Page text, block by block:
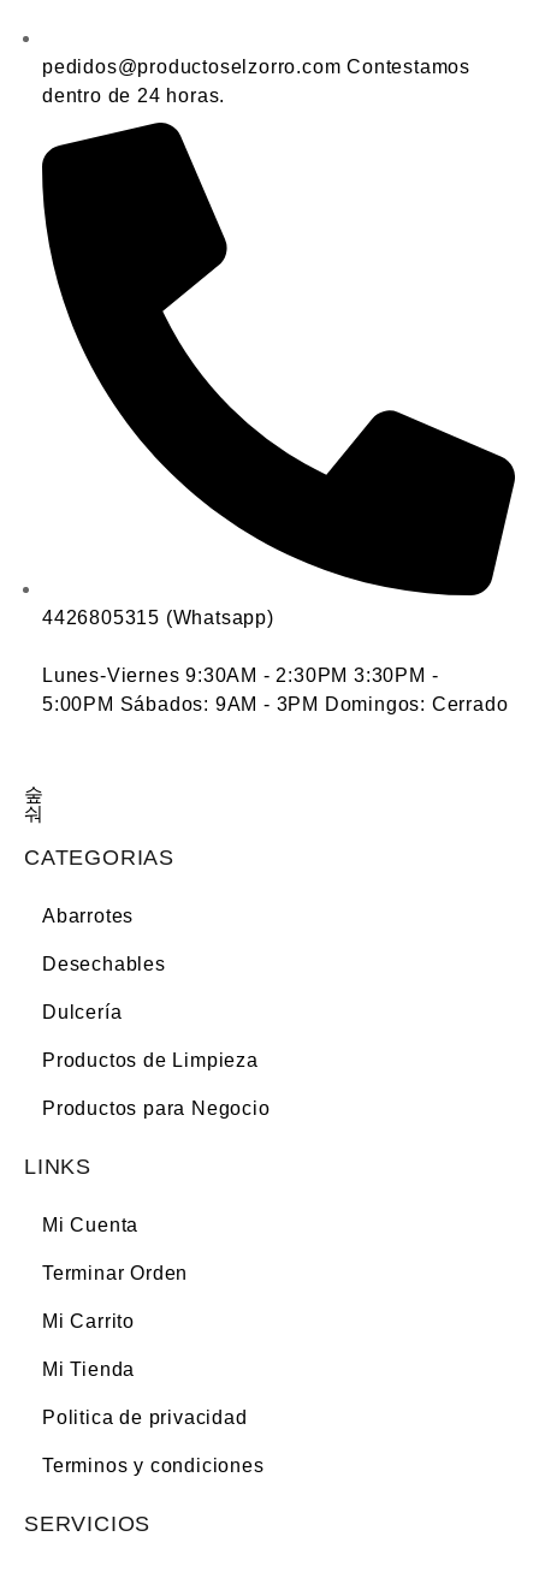
pedidos@productoselzorro.com Contestamos
dentro de 24 horas.
4426805315 (Whatsapp)
Lunes-Viernes 9:30AM - 2:30PM 3:30PM -
5:00PM Sábados: 9AM - 3PM Domingos: Cerrado
CATEGORIAS
Abarrotes
Desechables
Dulcería
Productos de Limpieza
Productos para Negocio
LINKS
Mi Cuenta
Terminar Orden
Mi Carrito
Mi Tienda
Politica de privacidad
Terminos y condiciones
SERVICIOS